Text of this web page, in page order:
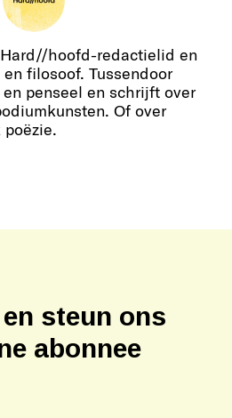
hoofd-redactielid en
filosoof. Tussendoor
penseel en schrijft over
Of over
steun ons
abonnee